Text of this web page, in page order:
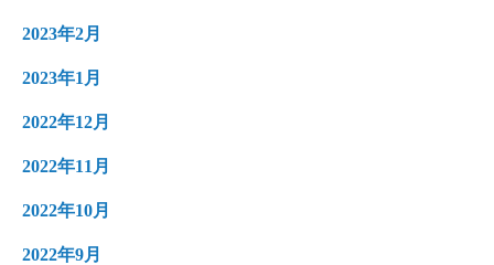
2023年2月
2023年1月
2022年12月
2022年11月
2022年10月
2022年9月